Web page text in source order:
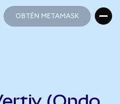
OBTÉN METAMASK